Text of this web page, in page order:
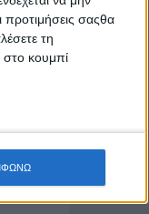
προτιμήσεις σαςθα
τη
στο κουμπί
«Ο